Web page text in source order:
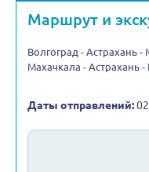
Маршрут и
Волгоград - Астрахань
Махачкала - Астрахань
Даты отправлений: